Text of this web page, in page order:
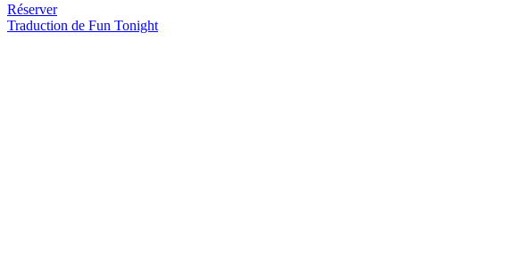
Réserver
Traduction de Fun Tonight